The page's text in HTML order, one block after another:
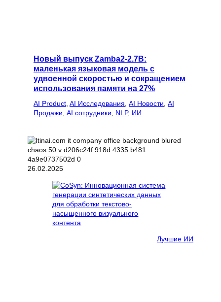
Новый выпуск Zamba2-2.7B:
маленькая языковая модель с
удвоенной скоростью и сокращением
использования памяти на 27%
AI Product, AI Исследования, AI Новости, AI
Продажи, AI сотрудники, NLP, ИИ
26.02.2025
Лучшие ИИ